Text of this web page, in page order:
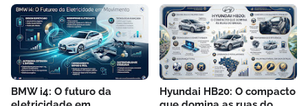
BMW i4: O futuro da
Hyundai HB20: O compacto